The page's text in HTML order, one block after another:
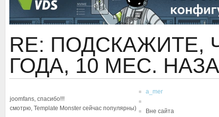
RE: ПОДСКАЖИТЕ,
ГОДА, 10 МЕС.
joomfans, спасибо!!!
смотрю, Template Monster сейчас популярны)
a_mer
Вне сайта